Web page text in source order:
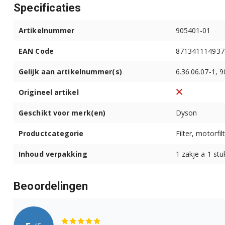
Specificaties
Artikelnummer 905401-01
EAN Code
Gelijk aan artikelnummer(s) 6.36.06.07-1,
Origineel artikel
Geschikt voor merk(en) Dyson
Productcategorie Filter,
Inhoud verpakking 1 zakje a 1
Beoordelingen